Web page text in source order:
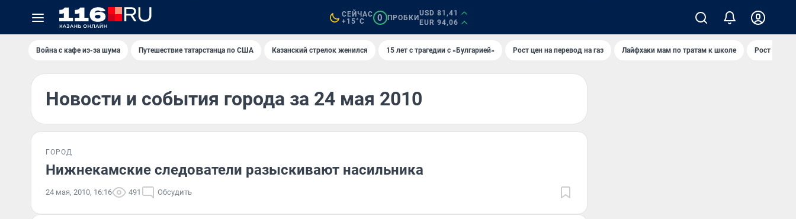
СЕЙЧАС
+15°C
0 ПРОБКИ
USD 81,41
EUR 94,06
Война с кафе из-за шума Путешествие татарстанца по США Казанский стрелок женился 15 лет с трагедии с «Булгарией» Рост цен на перевод на газ Лайфхаки мам по тратам к школе Рост цен на
Новости и события города за 24 мая 2010
ГОРОД
Нижнекамские следователи разыскивают насильника
24 мая, 2010, 16:16 491 Обсудить